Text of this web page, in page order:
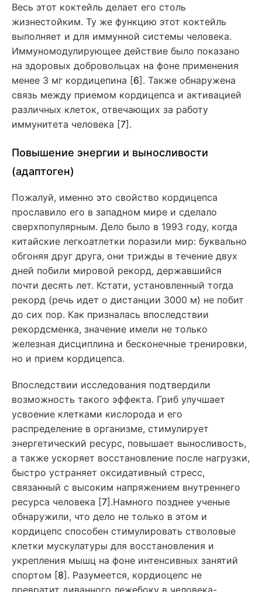
Весь этот коктейль делает его столь
жизнестойким. Ту же функцию этот коктейль
выполняет и для иммунной системы человека.
Иммуномодулирующее действие было показано
на здоровых добровольцах на фоне применения
менее 3 мг кордицепина [6]. Также обнаружена
связь между приемом кордицепса и активацией
различных клеток, отвечающих за работу
иммунитета человека [7].
Повышение энергии и выносливости
(адаптоген)
Пожалуй, именно это свойство кордицепса
прославило его в западном мире и сделало
сверхпопулярным. Дело было в 1993 году, когда
китайские легкоатлетки поразили мир: буквально
обгоняя друг друга, они трижды в течение двух
дней побили мировой рекорд, державшийся
почти десять лет. Кстати, установленный тогда
рекорд (речь идет о дистанции 3000 м) не побит
до сих пор. Как призналась впоследствии
рекордсменка, значение имели не только
железная дисциплина и бесконечные тренировки,
но и прием кордицепса.
Впоследствии исследования подтвердили
возможность такого эффекта. Гриб улучшает
усвоение клетками кислорода и его
распределение в организме, стимулирует
энергетический ресурс, повышает выносливость,
а также ускоряет восстановление после нагрузки,
быстро устраняет оксидативный стресс,
связанный с высоким напряжением внутреннего
ресурса человека [7].Намного позднее ученые
обнаружили, что дело не только в этом и
кордицепс способен стимулировать стволовые
клетки мускулатуры для восстановления и
укрепления мышц на фоне интенсивных занятий
спортом [8]. Разумеется, кордиоцепс не
превратит диванного лежебоку в человека-